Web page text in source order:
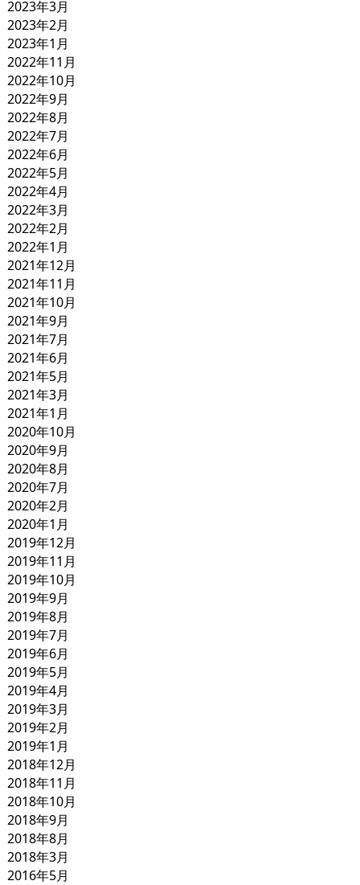
2023年3月
2023年2月
2023年1月
2022年11月
2022年10月
2022年9月
2022年8月
2022年7月
2022年6月
2022年5月
2022年4月
2022年3月
2022年2月
2022年1月
2021年12月
2021年11月
2021年10月
2021年9月
2021年7月
2021年6月
2021年5月
2021年3月
2021年1月
2020年10月
2020年9月
2020年8月
2020年7月
2020年2月
2020年1月
2019年12月
2019年11月
2019年10月
2019年9月
2019年8月
2019年7月
2019年6月
2019年5月
2019年4月
2019年3月
2019年2月
2019年1月
2018年12月
2018年11月
2018年10月
2018年9月
2018年8月
2018年3月
2016年5月